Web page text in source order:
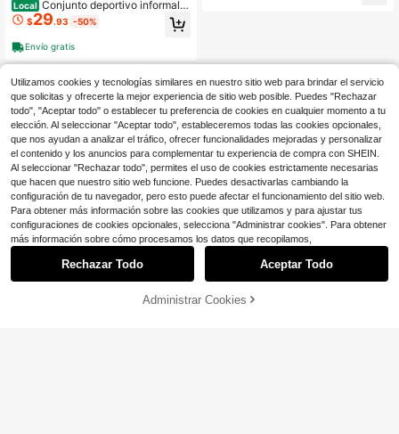
Local Conjunto deportivo informal d
e talla grande para hombre: camiset
a de manga larga con degradado y
pantalón con cordón ajustable en el
bolsillo. Mezcla de poliéster, lavabl
e a máquina.
$29.93 -50%
Envío gratis
¡61% DE DESCUENTO! AÑADIR A LA BOLSA
Utilizamos cookies y tecnologías similares en nuestro sitio web para brindar el servicio
que solicitas y ofrecerte la mejor experiencia de sitio web posible. Puedes "Rechazar
todo", "Aceptar todo" o establecer tu preferencia de cookies en cualquier momento a tu
elección. Al seleccionar "Aceptar todo", estableceremos todas las cookies opcionales,
que nos ayudan a analizar el tráfico, ofrecer funcionalidades mejoradas y personalizar
el contenido y los anuncios para complementar tu experiencia de compra con SHEIN.
Al seleccionar "Rechazar todo", permites el uso de cookies estrictamente necesarias
que hacen que nuestro sitio web funcione. Puedes desactivarlas cambiando la
configuración de tu navegador, pero esto puede afectar el funcionamiento del sitio web.
Para obtener más información sobre las cookies que utilizamos y para ajustar tus
configuraciones de cookies opcionales, selecciona "Administrar cookies". Para obtener
más información sobre cómo procesamos los datos que recopilamos,
Rechazar Todo Aceptar Todo
Administrar Cookies